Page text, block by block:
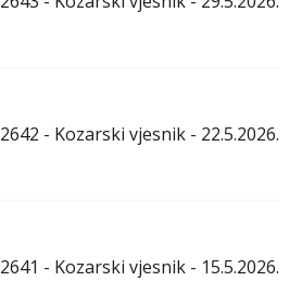
2642 - Kozarski vjesnik - 22.5.2026.
2641 - Kozarski vjesnik - 15.5.2026.